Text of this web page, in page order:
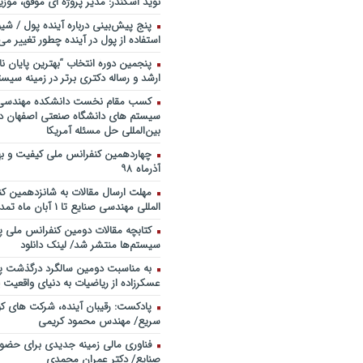
خندوانه
سخنرانی دکتر دیواندری در
بانکداری / کنفرانس ملی توسعه
بانکی
سخنرانی دکتر علیرضا فیض بخش با
پژوهی نظام بانکداری / ۹ بهمن ماه ۹۲
پنج پیش‌بینی درباره آینده پول /
استفاده از پول در آینده چطور تغییر
پنجمین دورۀ انتخاب “بهترین پایان
ارشد و رساله دکتری برتر در زمینه
کسب مقام نخست دانشکده
سیستم های دانشگاه صنعتی اصفهان
بین‌المللی حل مسئله آمریکا
آذرماه ۹۸
مهلت ارسال مقالات به شانزدهمین
المللی مهندسی صنایع تا ۱ آبان ماه تمدید شد.
کتابچه مقالات دومین کنفرانس ملی
سیستم‌ها منتشر شد/ لینک دانلود
به مناسبت دومین سالگرد درگذشت
عسکرزاده از ریاضیات به دنیای
پادکست: رقیبان آینده، شرکت های
سریع/ مهندس محمود کریمی
فناوری مالی زمینه جدیدی برای
صنایع/ دکتر عمران محمدی